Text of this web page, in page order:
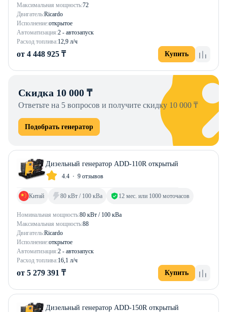
Максимальная мощность:72
Двигатель:Ricardo
Исполнение:открытое
Автоматизация:2 - автозапуск
Расход топлива:12,9 л/ч
от 4 448 925 ₸ Купить
Скидка 10 000 ₸
Ответьте на 5 вопросов и получите скидку 10 000 ₸
Подобрать генератор
Дизельный генератор ADD-110R открытый
4.4 9 отзывов
Номинальная мощность:80 кВт / 100 кВа
Максимальная мощность:88
Двигатель:Ricardo
Исполнение:открытое
Автоматизация:2 - автозапуск
Расход топлива:16,1 л/ч
Китай 80 кВт / 100 кВа 12 мес. или 1000 моточасов
от 5 279 391 ₸ Купить
Дизельный генератор ADD-150R открытый